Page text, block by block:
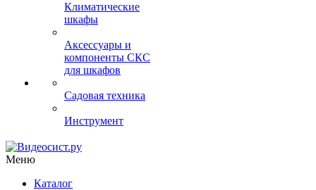
Климатические
шкафы
Аксессуары и
компоненты СКС
для шкафов
Садовая техника
Инструмент
Меню
Каталог